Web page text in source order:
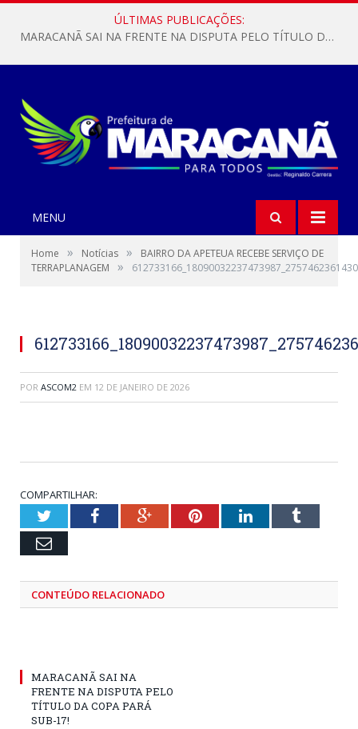
ÚLTIMAS PUBLICAÇÕES:
MARACANÃ SAI NA FRENTE NA DISPUTA PELO TÍTULO DA COPA PARÁ SUB-17!
MENU
Home » Notícias »
BAIRRO DA APETEUA RECEBE SERVIÇO DE
TERRAPLANAGEM
»
POR ASCOM2 EM 12 DE JANEIRO DE 2026
COMPARTILHAR:
TwitterFacebookGoogle+PinterestLinkedInTumblr
Email
CONTEÚDO RELACIONADO
MARACANÃ SAI NA
FRENTE NA DISPUTA PELO
TÍTULO DA COPA PARÁ
SUB-17!